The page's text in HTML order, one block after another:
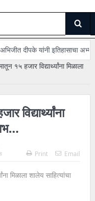
अभ्यास करूनच वक्तव्य
१५ हजार विद्यार्थ्यांना मिळाला
विद्यार्थ्यांना
Print Email